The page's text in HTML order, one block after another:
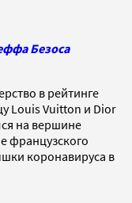
Безоса
в рейтинге
Louis Vuitton и Dior
на вершине
французского
коронавируса в